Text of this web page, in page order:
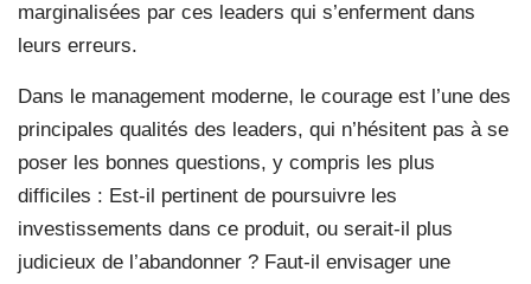
marginalisées par ces leaders qui s’enferment dans
leurs erreurs.
Dans le management moderne, le courage est l’une des
principales qualités des leaders, qui n’hésitent pas à se
poser les bonnes questions, y compris les plus
difficiles : Est-il pertinent de poursuivre les
investissements dans ce produit, ou serait-il plus
judicieux de l’abandonner ? Faut-il envisager une